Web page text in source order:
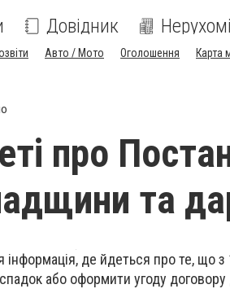
Довідник
Авто / Мото Оголошення Карта
про
та
де йдеться про те, що з
або оформити угоду